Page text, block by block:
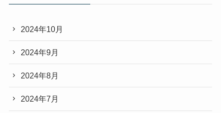
2024年10月
2024年9月
2024年8月
2024年7月